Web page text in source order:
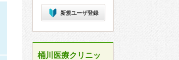
新規ユーザ登録
桶川医療クリニッ